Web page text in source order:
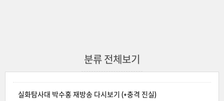
분류 전체보기
실화탐사대 박수홍 재방송 다시보기 (+충격 진실)